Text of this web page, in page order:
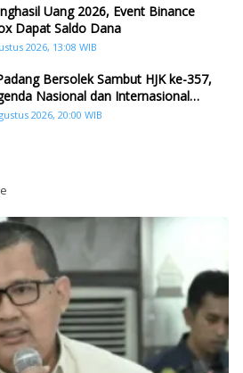
Uang 2026, Event Binance
Dapat Saldo Dana
2026, 13:08 WIB
Bersolek Sambut HJK ke-357,
Nasional dan Internasional
2026, 20:00 WIB